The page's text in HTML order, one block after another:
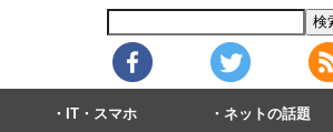
IT・スマホ ネットの話題